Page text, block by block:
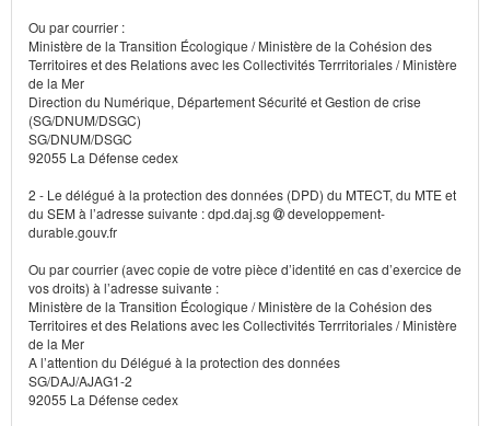
Ou par courrier :
Ministère de la Transition Écologique / Ministère de la Cohésion des
Territoires et des Relations avec les Collectivités Terrritoriales / Ministère
de la Mer
Direction du Numérique, Département Sécurité et Gestion de crise
(SG/DNUM/DSGC)
SG/DNUM/DSGC
92055 La Défense cedex
2 - Le délégué à la protection des données (DPD) du MTECT, du MTE et
du SEM à l’adresse suivante : dpd.daj.sg
developpement-
durable.gouv.fr
Ou par courrier (avec copie de votre pièce d’identité en cas d’exercice de
vos droits) à l’adresse suivante :
Ministère de la Transition Écologique / Ministère de la Cohésion des
Territoires et des Relations avec les Collectivités Terrritoriales / Ministère
de la Mer
A l’attention du Délégué à la protection des données
SG/DAJ/AJAG1-2
92055 La Défense cedex